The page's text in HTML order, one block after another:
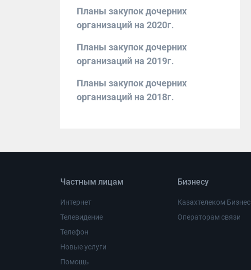
Планы закупок дочерних
организаций на 2020г.
Планы закупок дочерних
организаций на 2019г.
Планы закупок дочерних
организаций на 2018г.
Частным лицам
Интернет
Телевидение
Телефон
Новые услуги
Помощь
Бизнесу
Казахтелеком Бизнес
Операторам связи